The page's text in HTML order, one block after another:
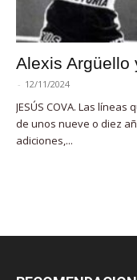
Alexis Argüello
- 12/11/2024
JESÚS COVA. Las
de unos nueve o diez
adiciones,...